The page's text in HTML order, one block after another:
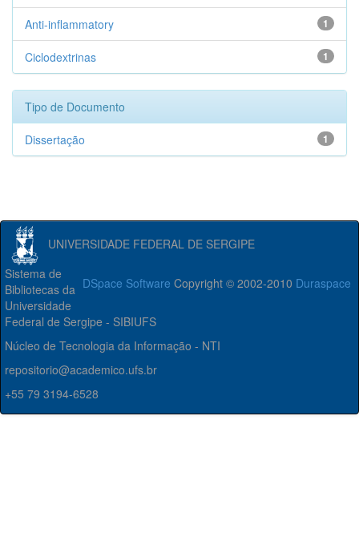
1
Anti-inflammatory
1
Ciclodextrinas
Tipo de Documento
1
Dissertação
UNIVERSIDADE FEDERAL DE SERGIPE
DSpace Software Copyright © 2002-2010 Duraspace
Sistema de
Bibliotecas da
Universidade
Federal de Sergipe - SIBIUFS
Núcleo de Tecnologia da Informação - NTI
repositorio@academico.ufs.br
+55 79 3194-6528